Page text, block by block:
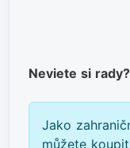
Neviete si
Jako
můžete